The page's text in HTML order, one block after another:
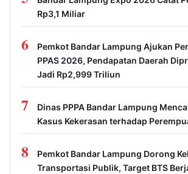
Rp3,1 Miliar
6
Pemkot Bandar Lampung Ajukan
PPAS 2026, Pendapatan Daerah
Jadi Rp2,999 Triliun
7
Dinas PPPA Bandar Lampung
Kasus Kekerasan terhadap
8
Pemkot Bandar Lampung Dorong
Transportasi Publik, Target BTS